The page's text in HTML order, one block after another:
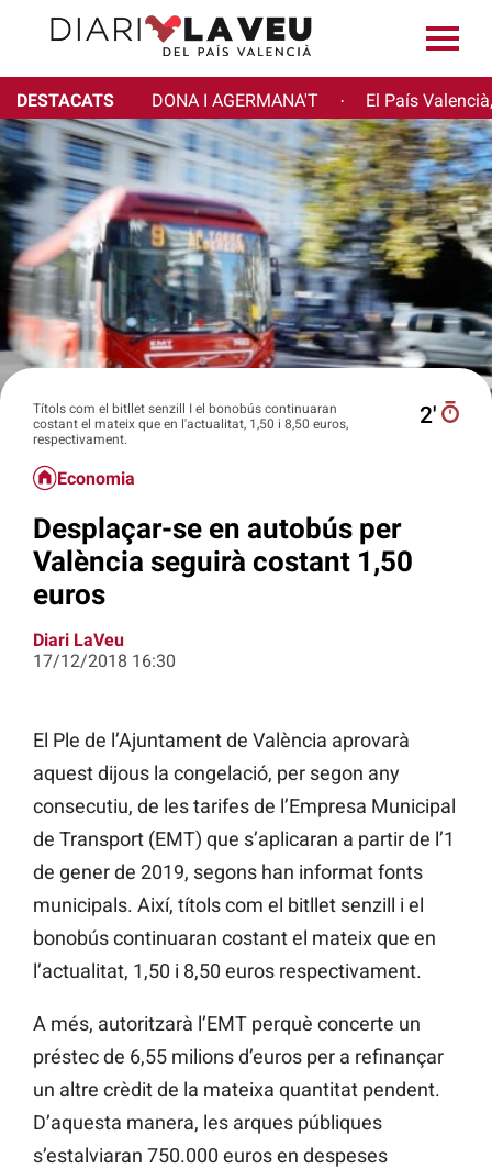
DESTACATS DONA I AGERMANA'T · El País
Títols com el bitllet senzill I el bonobús continuaran
costant el mateix que en l'actualitat, 1,50 i 8,50 euros,
respectivament.
2′
Economia
Desplaçar-se en autobús per
València seguirà costant 1,50
euros
Diari LaVeu
17/12/2018 16:30
El Ple de l’Ajuntament de València aprovarà
aquest dijous la congelació, per segon any
consecutiu, de les tarifes de l’Empresa Municipal
de Transport (EMT) que s’aplicaran a partir de l’1
de gener de 2019, segons han informat fonts
municipals. Així, títols com el bitllet senzill i el
bonobús continuaran costant el mateix que en
l’actualitat, 1,50 i 8,50 euros respectivament.
A més, autoritzarà l’EMT perquè concerte un
préstec de 6,55 milions d’euros per a refinançar
un altre crèdit de la mateixa quantitat pendent.
D’aquesta manera, les arques públiques
s’estalviaran 750.000 euros en despeses